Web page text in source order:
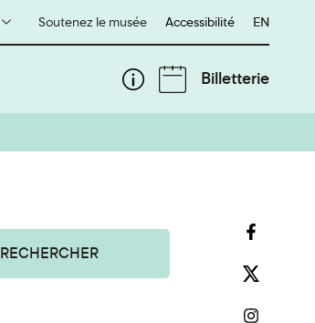
Soutenez le musée Accessibilité English
EN
Billetterie
RECHERCHER